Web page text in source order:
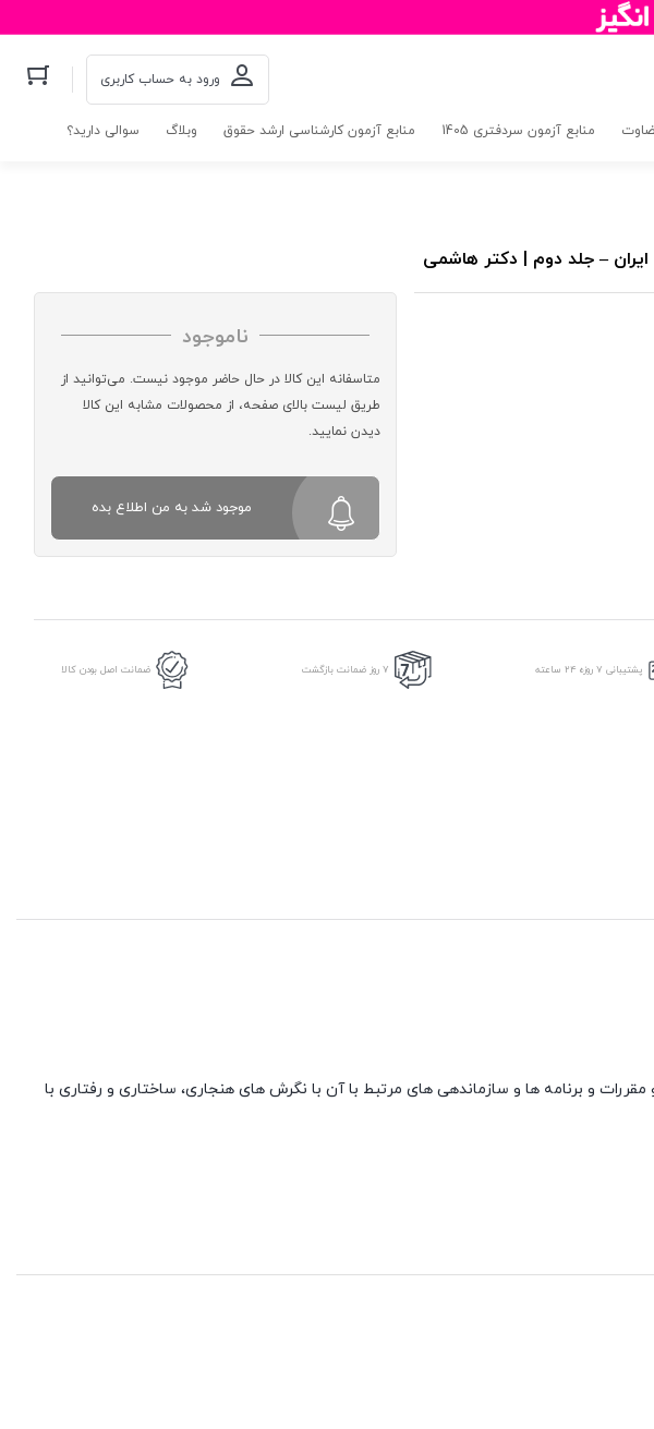
ورود به حساب کاربری
منابع آزمون سردفتری 1405 منابع آزمون کارشناسی ارشد حقوق وبلاگ سوالی دارید؟
– جلد دوم | دکتر هاشمی
ناموجود
متاسفانه این کالا در حال حاضر موجود نیست. می‌توانید از
طریق لیست بالای صفحه، از محصولات مشابه این کالا
دیدن نمایید.
موجود شد به من اطلاع بده
پشتیبانی ۷ روزه ۲۴ ساعته 7 روز ضمانت بازگشت ضمانت اصل بودن کالا
و برنامه ها و سازماندهی های مرتبط با آن با نگرش های هنجاری، ساختاری و رفتاری با